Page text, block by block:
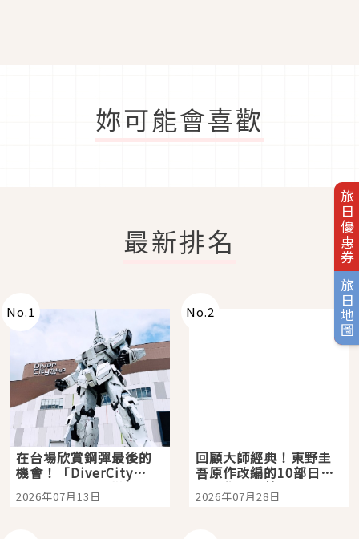
旅日優惠券
旅日地圖
妳可能會喜歡
最新排名
No.1
在台場欣賞鋼彈最後的
機會！「DiverCity
Tokyo Plaza」搭船、
購物、美食及夜景，一
2026年07月13日
No.2
回顧大師經典！東野圭
吾原作改編的10部日本
影視作品推薦
2026年07月28日